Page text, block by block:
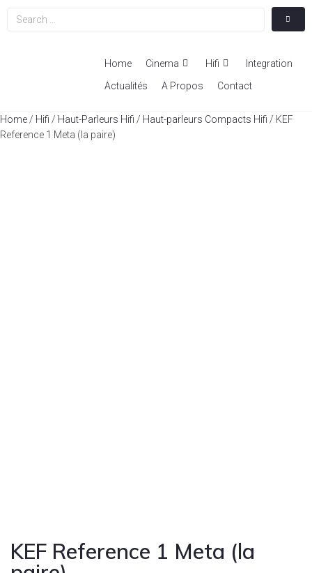
Home Cinema Hifi
Integration
Actualités
A Propos Contact
Home / Hifi / Haut-Parleurs Hifi / Haut-parleurs Compacts Hifi / KEF
Reference 1 Meta (la paire)
KEF Reference 1 Meta (la